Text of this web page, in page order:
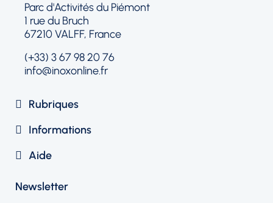
Parc d'Activités du Piémont
1 rue du Bruch
67210 VALFF, France
(+33) 3 67 98 20 76
info@inoxonline.fr
Rubriques​
Informations
Aide
Newsletter​